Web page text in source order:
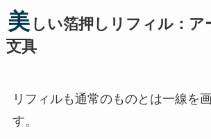
美しい箔押しリフィル：
文具
リフィルも通常のものとは一線を
す。